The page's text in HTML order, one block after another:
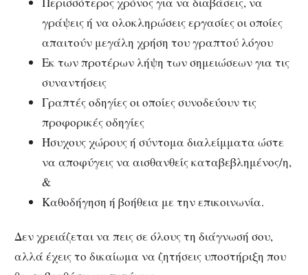
γράψεις ή να ολοκληρώσεις εργασίες οι οποίες
απαιτούν μεγάλη χρήση του γραπτού λόγου
Εκ των προτέρων λήψη των σημειώσεων για τις
συναντήσεις
Γραπτές οδηγίες οι οποίες συνοδεύουν τις
προφορικές οδηγίες
Ήσυχους χώρους ή σύντομα διαλείμματα ώστε
να αποφύγεις να αισθανθείς καταβεβλημένος/η,
&
Καθοδήγηση ή βοήθεια με την επικοινωνία.
Δεν χρειάζεται να πεις σε όλους τη διάγνωσή σου,
αλλά έχεις το δικαίωμα να ζητήσεις υποστήριξη που